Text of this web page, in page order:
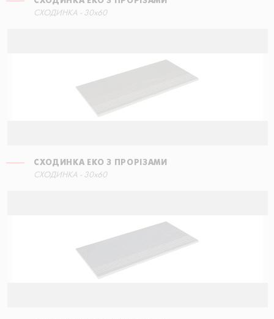
СХОДИНКА - 30x60
СХОДИНКА ЕКО З ПРОРІЗАМИ
СХОДИНКА - 30x60
15x34,5
СХОДИНКА КУТОВА ПРАВА
30x34,5